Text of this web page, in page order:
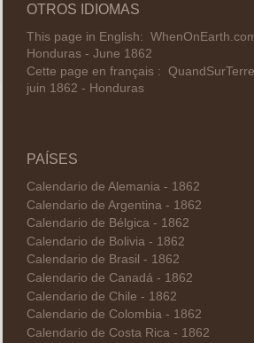
OTROS IDIOMAS
This page in English:
Honduras - June 1862
Cette page en français :
juin 1862 - Honduras
PAÍSES
Calendario de Alemania - 1862
Calendario de Argentina - 1862
Calendario de Bélgica - 1862
Calendario de Bolivia - 1862
Calendario de Brasil - 1862
Calendario de Canadá - 1862
Calendario de Chile - 1862
Calendario de Colombia - 1862
Calendario de Costa Rica - 1862